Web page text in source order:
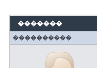
�������
����������